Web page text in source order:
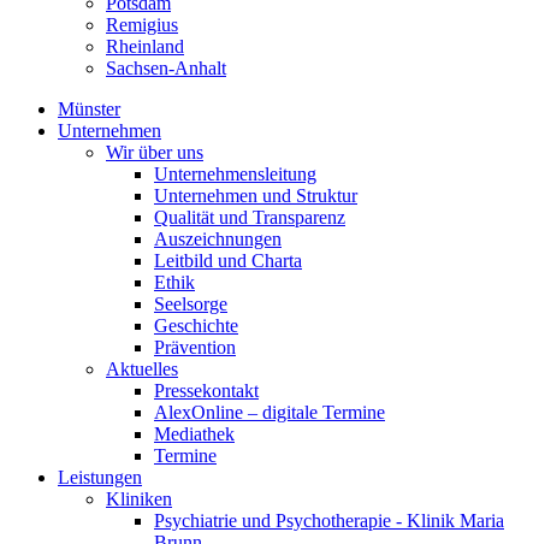
Remigius
Rheinland
Sachsen-Anhalt
Münster
Unternehmen
Wir über uns
Unternehmensleitung
Unternehmen und Struktur
Qualität und Transparenz
Auszeichnungen
Leitbild und Charta
Ethik
Seelsorge
Geschichte
Prävention
Aktuelles
Pressekontakt
AlexOnline – digitale Termine
Mediathek
Termine
Leistungen
Kliniken
Psychiatrie und Psychotherapie - Klinik Maria